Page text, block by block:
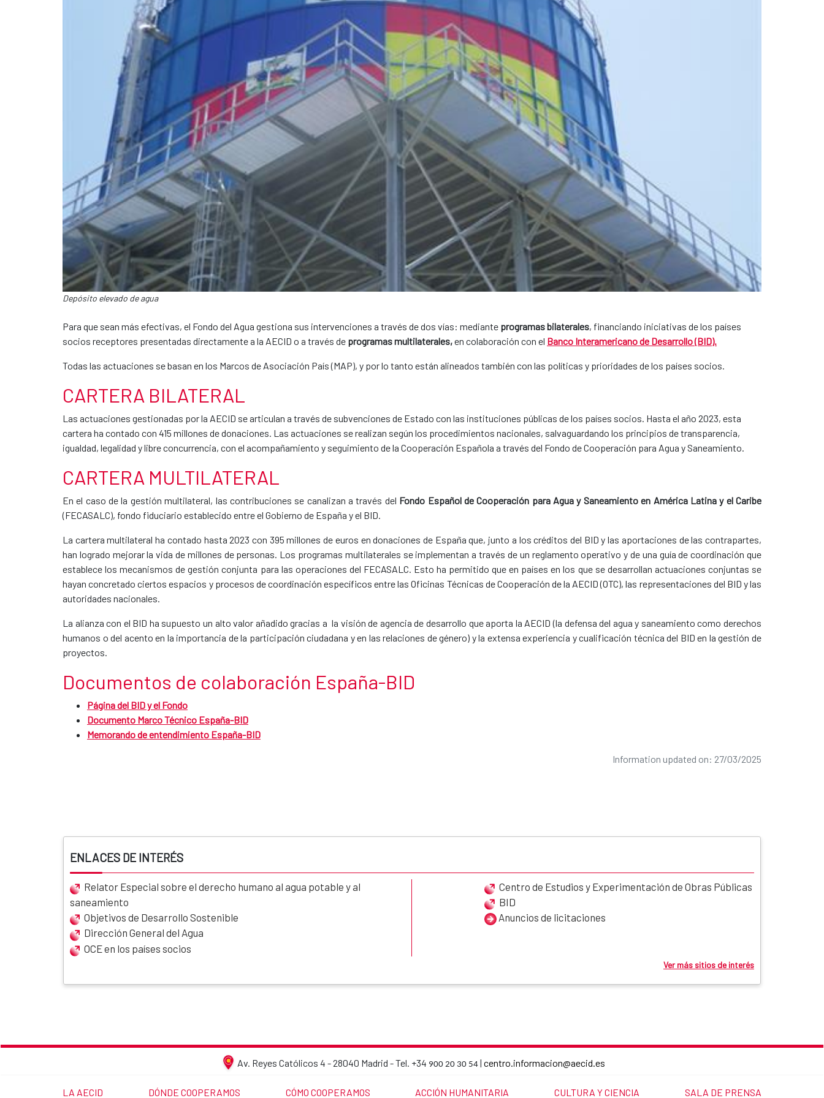
Depósito elevado de agua
Para que sean más efectivas, el Fondo del Agua gestiona sus intervenciones a través de dos vías: mediante programas bilaterales, financiando iniciativas de los países
socios receptores presentadas directamente a la AECID o a través de programas multilaterales,en colaboración con el Banco Interamericano de Desarrollo (BID).
Todas las actuaciones se basan en los Marcos de Asociación País (MAP), y por lo tanto están alineados también con las políticas y prioridades de los países socios.
CARTERA BILATERAL
Las actuaciones gestionadas por la AECID se articulan a través de subvenciones de Estado con las instituciones públicas de los países socios. Hasta el año 2023, esta
cartera ha contado con 415 millones de donaciones. Las actuaciones se realizan según los procedimientos nacionales, salvaguardando los principios de transparencia,
igualdad, legalidad y libre concurrencia, con el acompañamiento y seguimiento de la Cooperación Española a través del Fondo de Cooperación para Agua y Saneamiento.
CARTERA MULTILATERAL
En el caso de la gestión multilateral, las contribuciones se canalizan a través del Fondo Español de Cooperación para Agua y Saneamiento en América Latina y el Caribe
(FECASALC), fondo fiduciario establecido entre el Gobierno de España y el BID.
La cartera multilateral ha contado hasta 2023 con 395 millones de euros en donaciones de España que, junto a los créditos del BID y las aportaciones de las contrapartes,
han logrado mejorar la vida de millones de personas. Los programas multilaterales se implementan a través de un reglamento operativo y de una guía de coordinación que
establece los mecanismos de gestión conjunta para las operaciones del FECASALC. Esto ha permitido que en países en los que se desarrollan actuaciones conjuntas se
hayan concretado ciertos espacios y procesos de coordinación específicos entre las Oficinas Técnicas de Cooperación de la AECID (OTC), las representaciones del BID y las
autoridades nacionales.
La alianza con el BID ha supuesto un alto valor añadido gracias a la visión de agencia de desarrollo que aporta la AECID (la defensa del agua y saneamiento como derechos
humanos o del acento en la importancia de la participación ciudadana y en las relaciones de género) y la extensa experiencia y cualificación técnica del BID en la gestión de
proyectos.​
Documentos de colaboración España-BID
Página del BID y el Fondo
Documento Marco Técnico España-BID
Memorando de entendimiento España-BID
Information updated on: 27/03/2025
ENLACES DE INTERÉS
Relator Especial sobre el derecho humano al agua potable y al
saneamiento
Objetivos de Desarrollo Sostenible
Dirección General del Agua
Centro de Estudios y Experimentación de Obras Públicas
BID
Anuncios de licitaciones
OCE en los países socios
Ver más sitios de interés
Av. Reyes Católicos 4 - 28040 Madrid - Tel. +34 900 20 30 54| centro.informacion@aecid.es
AECID contact details
LINK TO THE WEBSITE:
LA AECID LINK TO THE WEBSITE:
DÓNDE COOPERAMOS LINK TO THE WEBSITE:
CÓMO COOPERAMOS LINK TO THE WEBSITE:
ACCIÓN HUMANITARIA LINK TO THE WEBSITE:
CULTURA Y CIENCIA LINK TO THE WEBSITE:
SALA DE PRENSA